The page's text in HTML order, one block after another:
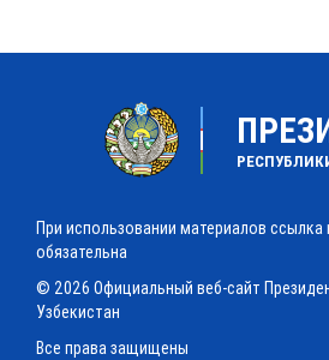
При использовании материалов ссылка
обязательна
© 2026 Официальный веб-сайт
Узбекистан
Все права защищены